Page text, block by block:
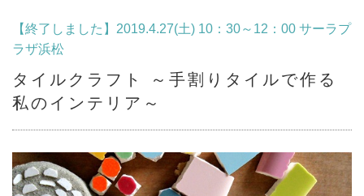
【終了しました】2019.4.27(土) 10：30～12：00 サーラプ
ラザ浜松
タイルクラフト ～手割りタイルで作る
私のインテリア～